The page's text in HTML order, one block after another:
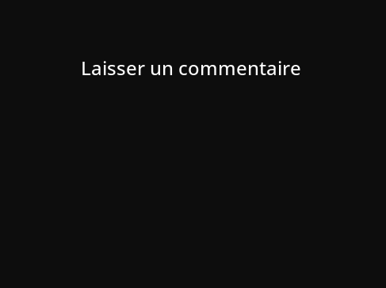
Laisser un commentaire